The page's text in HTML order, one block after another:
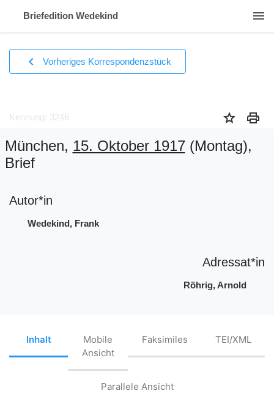
Briefedition Wedekind menu
chevron_left Vorheriges Korrespondenzstück
Kennung: 3246 star print
München, 15. Oktober 1917(Montag),
Brief
Autor*in
Wedekind, Frank
Adressat*in
Röhrig, Arnold
Inhalt
Mobile
Ansicht
Faksimiles TEI/XML
Parallele Ansicht